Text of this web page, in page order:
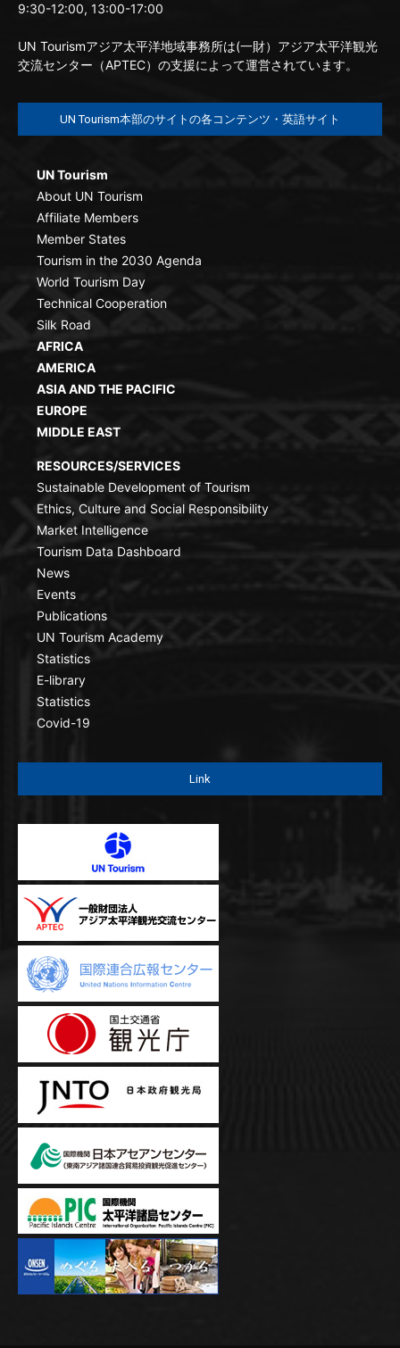
9:30-12:00, 13:00-17:00
UN Tourismアジア太平洋地域事務所は(一財）アジア太平洋観光
交流センター（APTEC）の支援によって運営されています。
UN Tourism本部のサイトの各コンテンツ・英語サイト
UN Tourism
About UN Tourism
Affiliate Members
Member States
Tourism in the 2030 Agenda
World Tourism Day
Technical Cooperation
Silk Road
AFRICA
AMERICA
ASIA AND THE PACIFIC
EUROPE
MIDDLE EAST
RESOURCES/SERVICES
Sustainable Development of Tourism
Ethics, Culture and Social Responsibility
Market Intelligence
Tourism Data Dashboard
News
Events
Publications
UN Tourism Academy
Statistics
E-library
Statistics
Covid-19
Link